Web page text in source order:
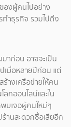
องผู้คนไปอย่าง
ทำธุรกิจ รวมไปถึง
าก่อน อาจจะเป็น
เมื่อหลายปีก่อน แต่
างเครือข่ายให้คน
กออนไลน์และใน
บเจอผู้คนใหม่ๆ
านสะดวกซื้อเสียอีก